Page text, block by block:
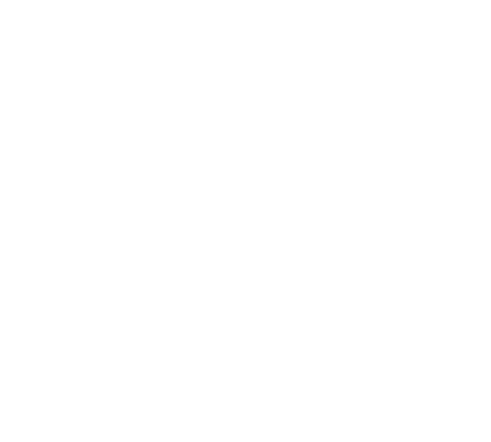
sie nicht ordnungsgemäß aufgeklärt worden sei
Das Landgericht hat Aufklärungsmängel
gerechtfertigt und bestätigt. Interessant
„im Großen und Ganzen“ aufgeklärt
(so sagt es der Bundesgerichtshof)
ist. Deshalb muss noch ausführlicher
werden, mit allen Konsequenzen und
dass Schmerzen entstehen können, nicht
aufgeklärt
sie hat der Klägerin auch nicht
Chancen, also in diesem Fall die Abwägung,